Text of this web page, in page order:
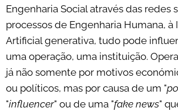
Engenharia Social através das redes
processos de Engenharia Humana,
Artificial generativa, tudo pode
uma operação, uma instituição.
já não somente por motivos
ou políticos, mas por causa de um "
"influencer" ou de uma "fake news"